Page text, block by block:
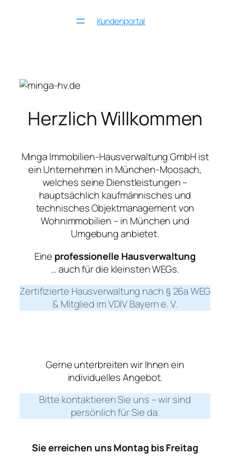
Kundenportal
Herzlich Willkommen
Minga Immobilien-Hausverwaltung GmbH ist
ein Unternehmen in München-Moosach,
welches seine Dienstleistungen –
hauptsächlich kaufmännisches und
technisches Objektmanagement von
Wohnimmobilien – in München und
Umgebung anbietet.
Eine professionelle Hausverwaltung
… auch für die kleinsten WEGs.
Zertifizierte Hausverwaltung nach § 26a WEG
& Mitglied im VDIV Bayern e. V.
Gerne unterbreiten wir Ihnen ein
individuelles Angebot.
Bitte kontaktieren Sie uns – wir sind
persönlich für Sie da.
Sie erreichen uns Montag bis Freitag